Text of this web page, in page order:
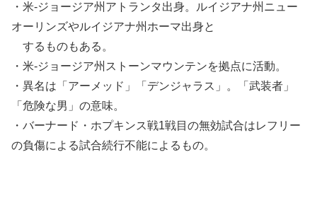
・米-ジョージア州アトランタ出身。ルイジアナ州ニュー
オーリンズやルイジアナ州ホーマ出身と
するものもある。
・米-ジョージア州ストーンマウンテンを拠点に活動。
・異名は「アーメッド」「デンジャラス」。「武装者」
「危険な男」の意味。
・バーナード・ホプキンス戦1戦目の無効試合はレフリー
の負傷による試合続行不能によるもの。